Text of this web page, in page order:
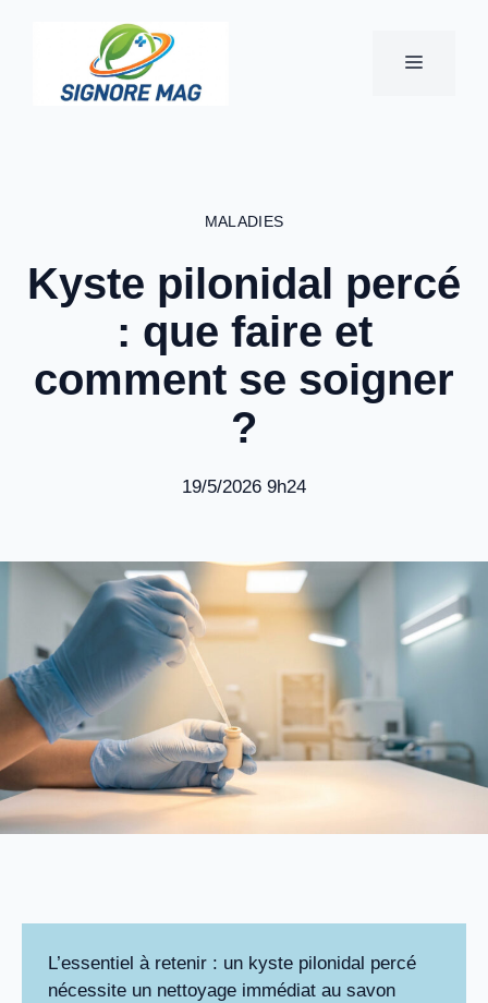
MENU
MALADIES
Kyste pilonidal percé
: que faire et
comment se soigner
?
19/5/2026 9h24
L’essentiel à retenir : un kyste pilonidal percé
nécessite un nettoyage immédiat au savon